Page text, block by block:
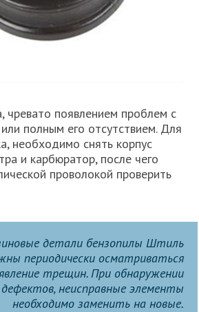
чревато появлением проблем с
полным его отсутствием. Для
необходимо снять корпус
и карбюратор, после чего
проволокой проверить
детали бензопилы Штиль
периодически осматриваться
трещин. При обнаружении
дефектов, неисправные элементы
необходимо заменить на новые.